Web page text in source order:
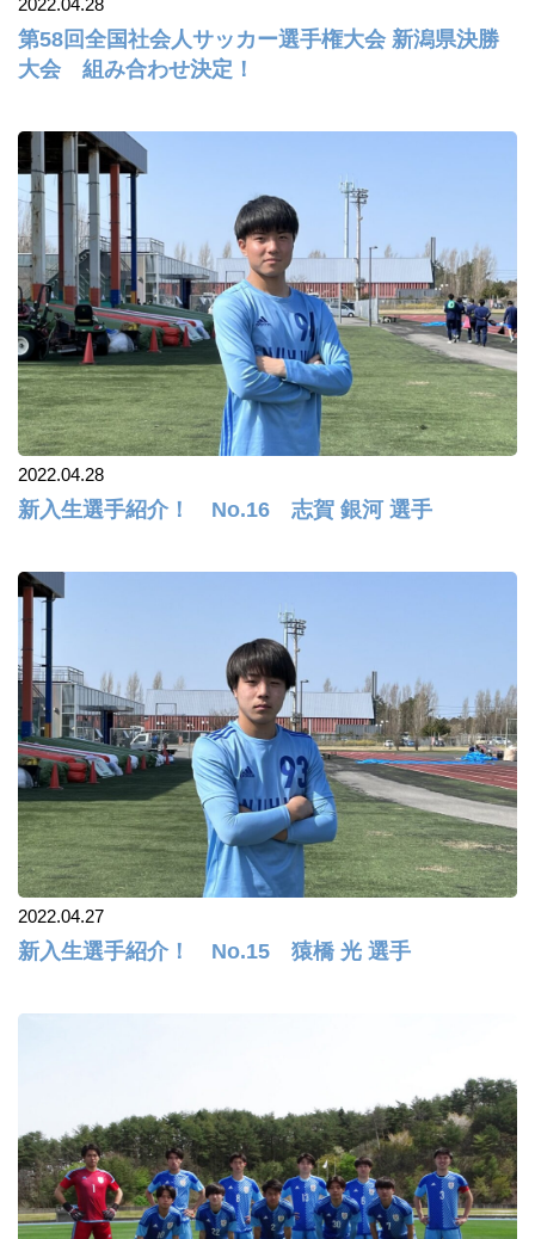
第58回全国社会人サッカー選手権大会 新潟県決勝
大会 組み合わせ決定！
2022.04.28
新入生選手紹介！ No.16 志賀 銀河 選手
2022.04.27
新入生選手紹介！ No.15 猿橋 光 選手